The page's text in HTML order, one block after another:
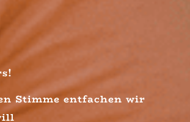
Stimme entfachen wir